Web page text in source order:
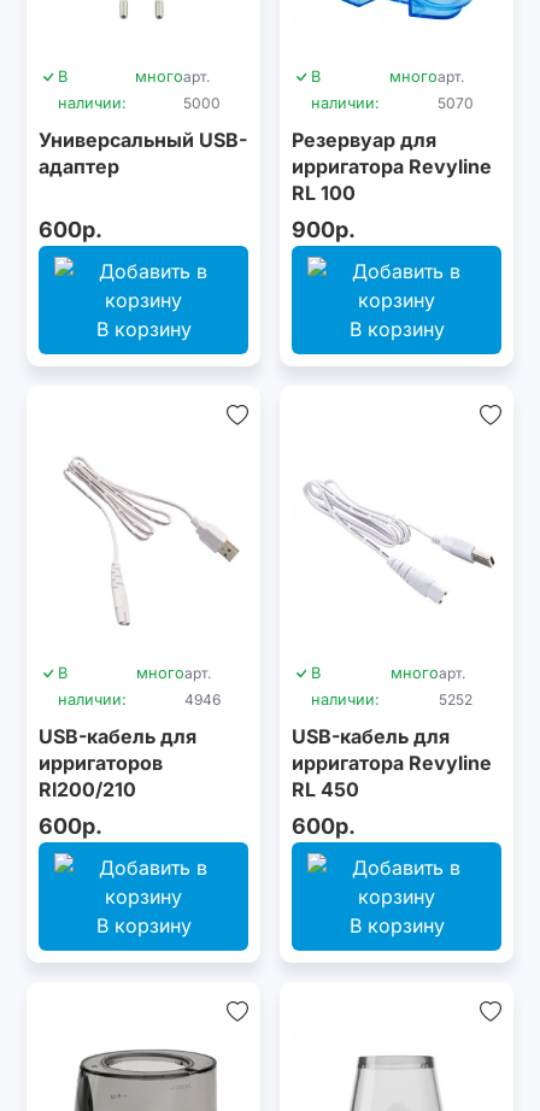
В
наличии:
многоарт.
5000
Универсальный USB-
адаптер
600р.
В корзину
В
наличии:
многоарт.
5070
Резервуар для
ирригатора Revyline
RL 100
900р.
В корзину
В
наличии:
многоарт.
4946
USB-кабель для
ирригаторов
Rl200/210
600р.
В корзину
В
наличии:
многоарт.
5252
USB-кабель для
ирригатора Revyline
RL 450
600р.
В корзину